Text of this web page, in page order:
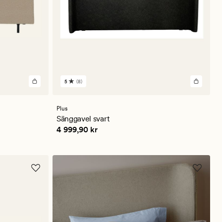
8
ett
genomsnittligt
betyg
på
5 (8)
Plus
Sänggavel svart
Pris 4 999,90 kr
4 999,90 kr